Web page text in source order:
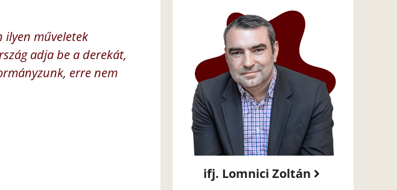
ilyen műveletek
adja be a derekát,
erre nem
ifj. Lomnici Zoltán